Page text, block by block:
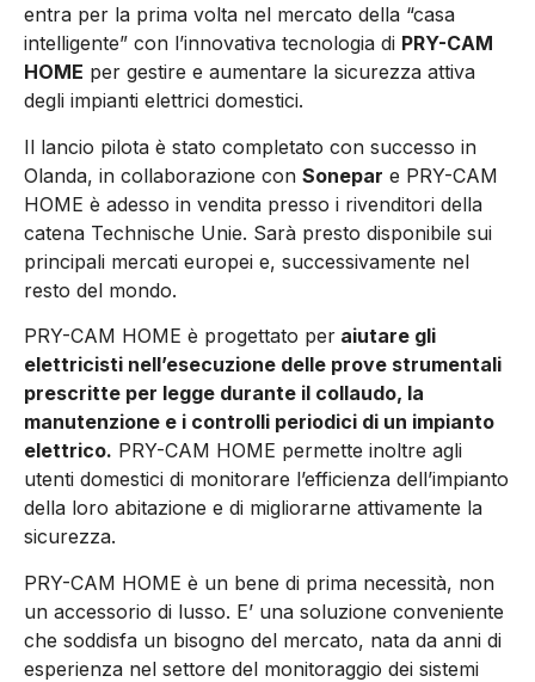
entra per la prima volta nel mercato della “casa
intelligente” con l’innovativa tecnologia di PRY-CAM
HOME per gestire e aumentare la sicurezza attiva
degli impianti elettrici domestici.
Il lancio pilota è stato completato con successo in
Olanda, in collaborazione con Sonepar e PRY-CAM
HOME è adesso in vendita presso i rivenditori della
catena Technische Unie. Sarà presto disponibile sui
principali mercati europei e, successivamente nel
resto del mondo.
PRY-CAM HOME è progettato per aiutare gli
elettricisti nell’esecuzione delle prove strumentali
prescritte per legge durante il collaudo, la
manutenzione e i controlli periodici di un impianto
elettrico. PRY-CAM HOME permette inoltre agli
utenti domestici di monitorare l’efficienza dell’impianto
della loro abitazione e di migliorarne attivamente la
sicurezza.
PRY-CAM HOME è un bene di prima necessità, non
un accessorio di lusso. E’ una soluzione conveniente
che soddisfa un bisogno del mercato, nata da anni di
esperienza nel settore del monitoraggio dei sistemi